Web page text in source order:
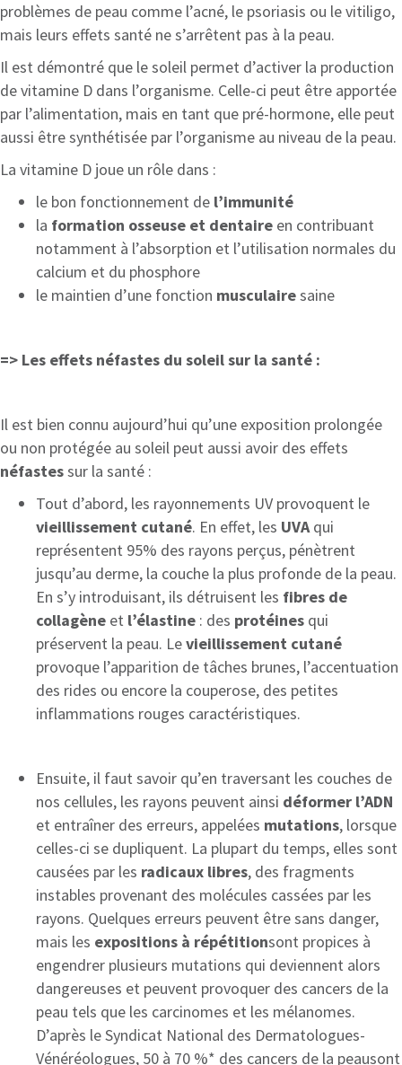
problèmes de peau comme l’acné, le psoriasis ou le vitiligo,
mais leurs effets santé ne s’arrêtent pas à la peau.
Il est démontré que le soleil permet d’activer la production
de vitamine D dans l’organisme. Celle-ci peut être apportée
par l’alimentation, mais en tant que pré-hormone, elle peut
aussi être synthétisée par l’organisme au niveau de la peau.
La vitamine D joue un rôle dans :
le bon fonctionnement de l’immunité
la formation osseuse et dentaire en contribuant
notamment à l’absorption et l’utilisation normales du
calcium et du phosphore
le maintien d’une fonction musculairesaine
=> Les effets néfastes du soleil sur la santé :
Il est bien connu aujourd’hui qu’une exposition prolongée
ou non protégée au soleil peut aussi avoir des effets
néfastessur la santé :
Tout d’abord, les rayonnements UV provoquent le
vieillissement cutané. En effet, les UVAqui
représentent 95% des rayons perçus, pénètrent
jusqu’au derme, la couche la plus profonde de la peau.
En s’y introduisant, ils détruisent les fibres de
collagène et l’élastine : des protéines qui
préservent la peau. Levieillissement cutané
provoque l’apparition de tâches brunes, l’accentuation
des rides ou encore la couperose, des petites
inflammations rouges caractéristiques.
Ensuite, il faut savoir qu’en traversant les couches de
nos cellules, les rayons peuvent ainsi déformer l’ADN
et entraîner des erreurs, appelées mutations, lorsque
celles-ci se dupliquent. La plupart du temps, elles sont
causées par les radicaux libres, des fragments
instables provenant des molécules cassées par les
rayons. Quelques erreurs peuvent être sans danger,
mais les expositions à répétitionsont propices à
engendrer plusieurs mutations qui deviennent alors
dangereuses et peuvent provoquer des cancers de la
peau tels que les carcinomes et les mélanomes.
D’après le Syndicat National des Dermatologues-
Vénéréologues, 50 à 70 %* des cancers de la peausont